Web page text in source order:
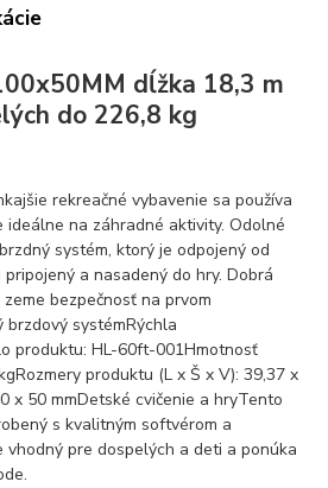
dĺžka 18,3 m
do 226,8 kg
rekreačné vybavenie sa používa
ideálne na záhradné aktivity. Odolné
systém, ktorý je odpojený od
a nasadený do hry. Dobrá
bezpečnosť na prvom
brzdový systémRýchla
produktu: HL-60ft-001Hmotnosť
produktu (L x Š x V): 39,37 x
x 50 mmDetské cvičenie a hryTento
s kvalitným softvérom a
vhodný pre dospelých a deti a ponúka